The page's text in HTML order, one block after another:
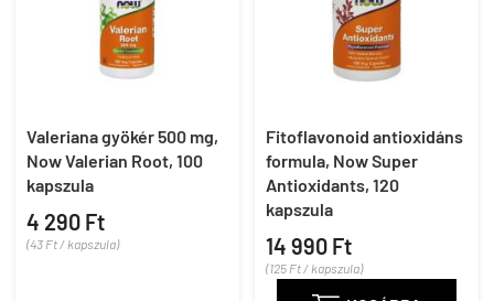
Valeriana gyökér 500 mg,
Now Valerian Root, 100
kapszula
4 290 Ft
(43 Ft / kapszula)
Fitoflavonoid antioxidáns
formula, Now Super
Antioxidants, 120
kapszula
14 990 Ft
(125 Ft / kapszula)